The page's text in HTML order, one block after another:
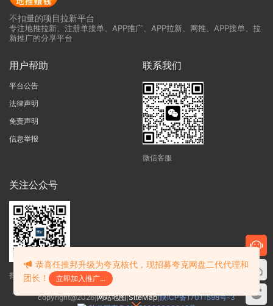
不扣量的项目拉新平台
专注地推拉新、注册单接单、APP推广、APP拉新、网推、APP接单、拉
新推广的分享平台
用户帮助
平台公告
法律声明
免责声明
信息举报
联系我们
微信客服
关注公众号
扫码获得最新资讯
copyright@2026|网站地图|SiteMap|陕ICP备17011598号-3
恭喜任推邦升级为夸克核代，现招募夸克网盘二代代理和
团长！
立即加入推广...